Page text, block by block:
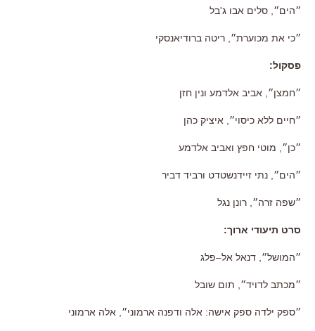
״הים״ סלים אבו ג'בל
״כי את מכוערת״ ריטה ברודיאנסקי
פסקול:
״חמצן״ אביב אלדמע ונין חזן
״חיים ללא כיסוי״ איציק כהן
״כן״ מוטי חפץ ואביב אלדמע
״הים״ נתי זיידנשטדט ורביד דביר
״שפה זרה״ רונן נגל
סרט תיעודי ארוך:
״המושל״ דנאל אל–פלג
״מכתב לדויד״ תום שובל
״ספק ילדה ספק אישה: אלה ודפנה ארמוני״ אלה ארמוני